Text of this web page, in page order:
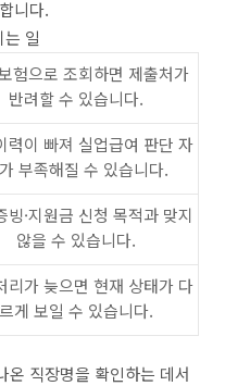
니다.
일
험으로 조회하면 제출처가
반려할 수 있습니다.
력이 빠져 실업급여 판단 자
부족해질 수 있습니다.
빙·지원금 신청 목적과 맞지
않을 수 있습니다.
리가 늦으면 현재 상태가 다
르게 보일 수 있습니다.
온 직장명을 확인하는 데서